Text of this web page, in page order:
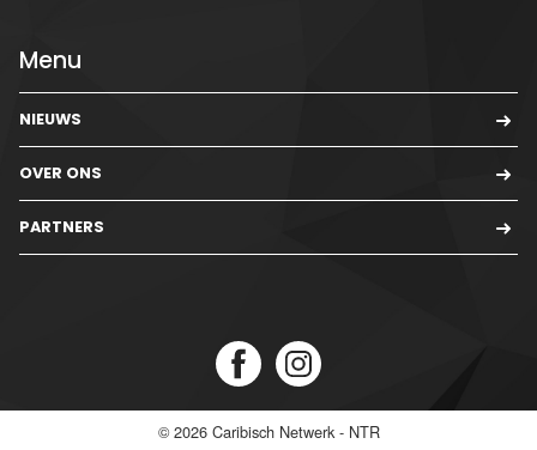
Menu
NIEUWS
OVER ONS
PARTNERS
© 2026 Caribisch Netwerk - NTR